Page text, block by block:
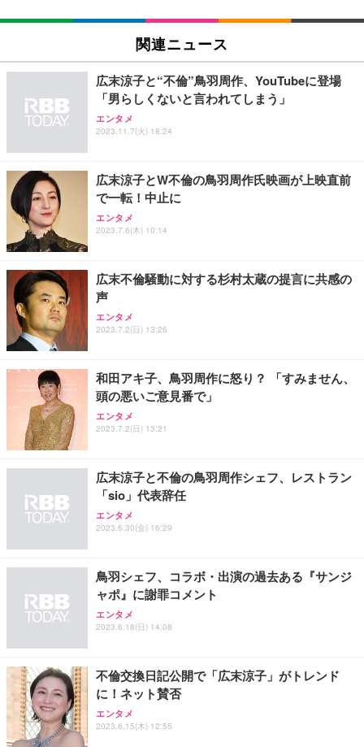
SIHOO B100 オフィスチェア／デスクチェア メッシ
ュチェア 人間工学 疲れない ブラック
￥27,999
Sezlife オフィスチェア デスクチェア 疲れない テレ
ワーク チェア 強化バックレスト 30度ロッキング機
能 人間工学 椅子 腰サポート 90度跳ね上げ式アーム
務用 おしゃれ パソコンチェア (ブラック)
Sezlife オフィスチェア デスクチェア 疲れない テレ
ワーク チェア 強化バックレスト 30度ロッキング機
能 人間工学 椅子 腰サポート 90度跳ね上げ式アーム
務用 おしゃれ パソコンチェア (ホワイト)
ANDWINT オフィスチェア デスクチェア 肘なし メ
ッシュ 通気性 ランバーサポート付き 腰サポート ガ
ス圧無段階昇降 360度回転 キャスター付き コンパク
EIZO ビジネス向けプレミアムモニター | FlexScan
￥109,572
【純正品】27"ゲーミングモニター DualSense 充電
フック付き（CFI-ZDM1J）
【整備済み品】Dell E2724HS 27インチ 液晶モニタ
ー フルHD（1920×1080）VA 非光沢 HDMI/DisplayP
ort/VGA スピーカー内蔵 高さ調整 スイベル VESA対
【MiniLED/24.5inch/280Hz/FHD】GRAPHT THE S
HOOTER Gaming Monitor 24” Essential ゲーミン
グモニター QD 24.5インチ 1ms FHD 量子ドット 残
Amazonベーシック ペットシーツ 厚型 ワイド 42枚
x2袋(84枚) ホワイト(吸収面:ライトブルー)
￥3,234
ネオ・ルーライフ ネオ・オムツ L 中型犬用 26枚入
り 単品
Smart Basic(スマートベーシック) 【Amazon.co.jp
限定】 Smart Basic アイリスオーヤマ ペットシーツ
超厚型 お徳用 ワイド 100枚入 (x 1) (ケース販売)
アイリスオーヤマ ペットシーツ 超厚型 お徳用 レギ
ュラー 200枚入【Amazon.co.jp限定】
関連ニュース
広末涼子と“不倫”鳥羽周作、YouTubeに登場
「男らしくないと言われてしまう」
エンタメ
2023.11.7(火) 18:24
広末涼子とW不倫の鳥羽周作氏映画が上映直前
で一転！中止に
エンタメ
2023.7.6(木) 10:14
広末不倫騒動に対する杉村太蔵の提言に共感の
声
エンタメ
2023.7.2(日) 13:26
和田アキ子、鳥羽周作に怒り？ 「すみません、
頭の悪いご意見番で」
エンタメ
2023.7.2(日) 13:21
広末涼子と不倫の鳥羽周作シェフ、レストラン
「sio」代表辞任
エンタメ
2023.6.30(金) 16:29
鳥羽シェフ、コラボ・出演の過去ある『サンジ
ャポ』に謝罪コメント
エンタメ
2023.6.18(日) 14:08
不倫交換日記公開で「広末涼子」がトレンド
に！ネット賛否
エンタメ
2023.6.15(木) 12:55